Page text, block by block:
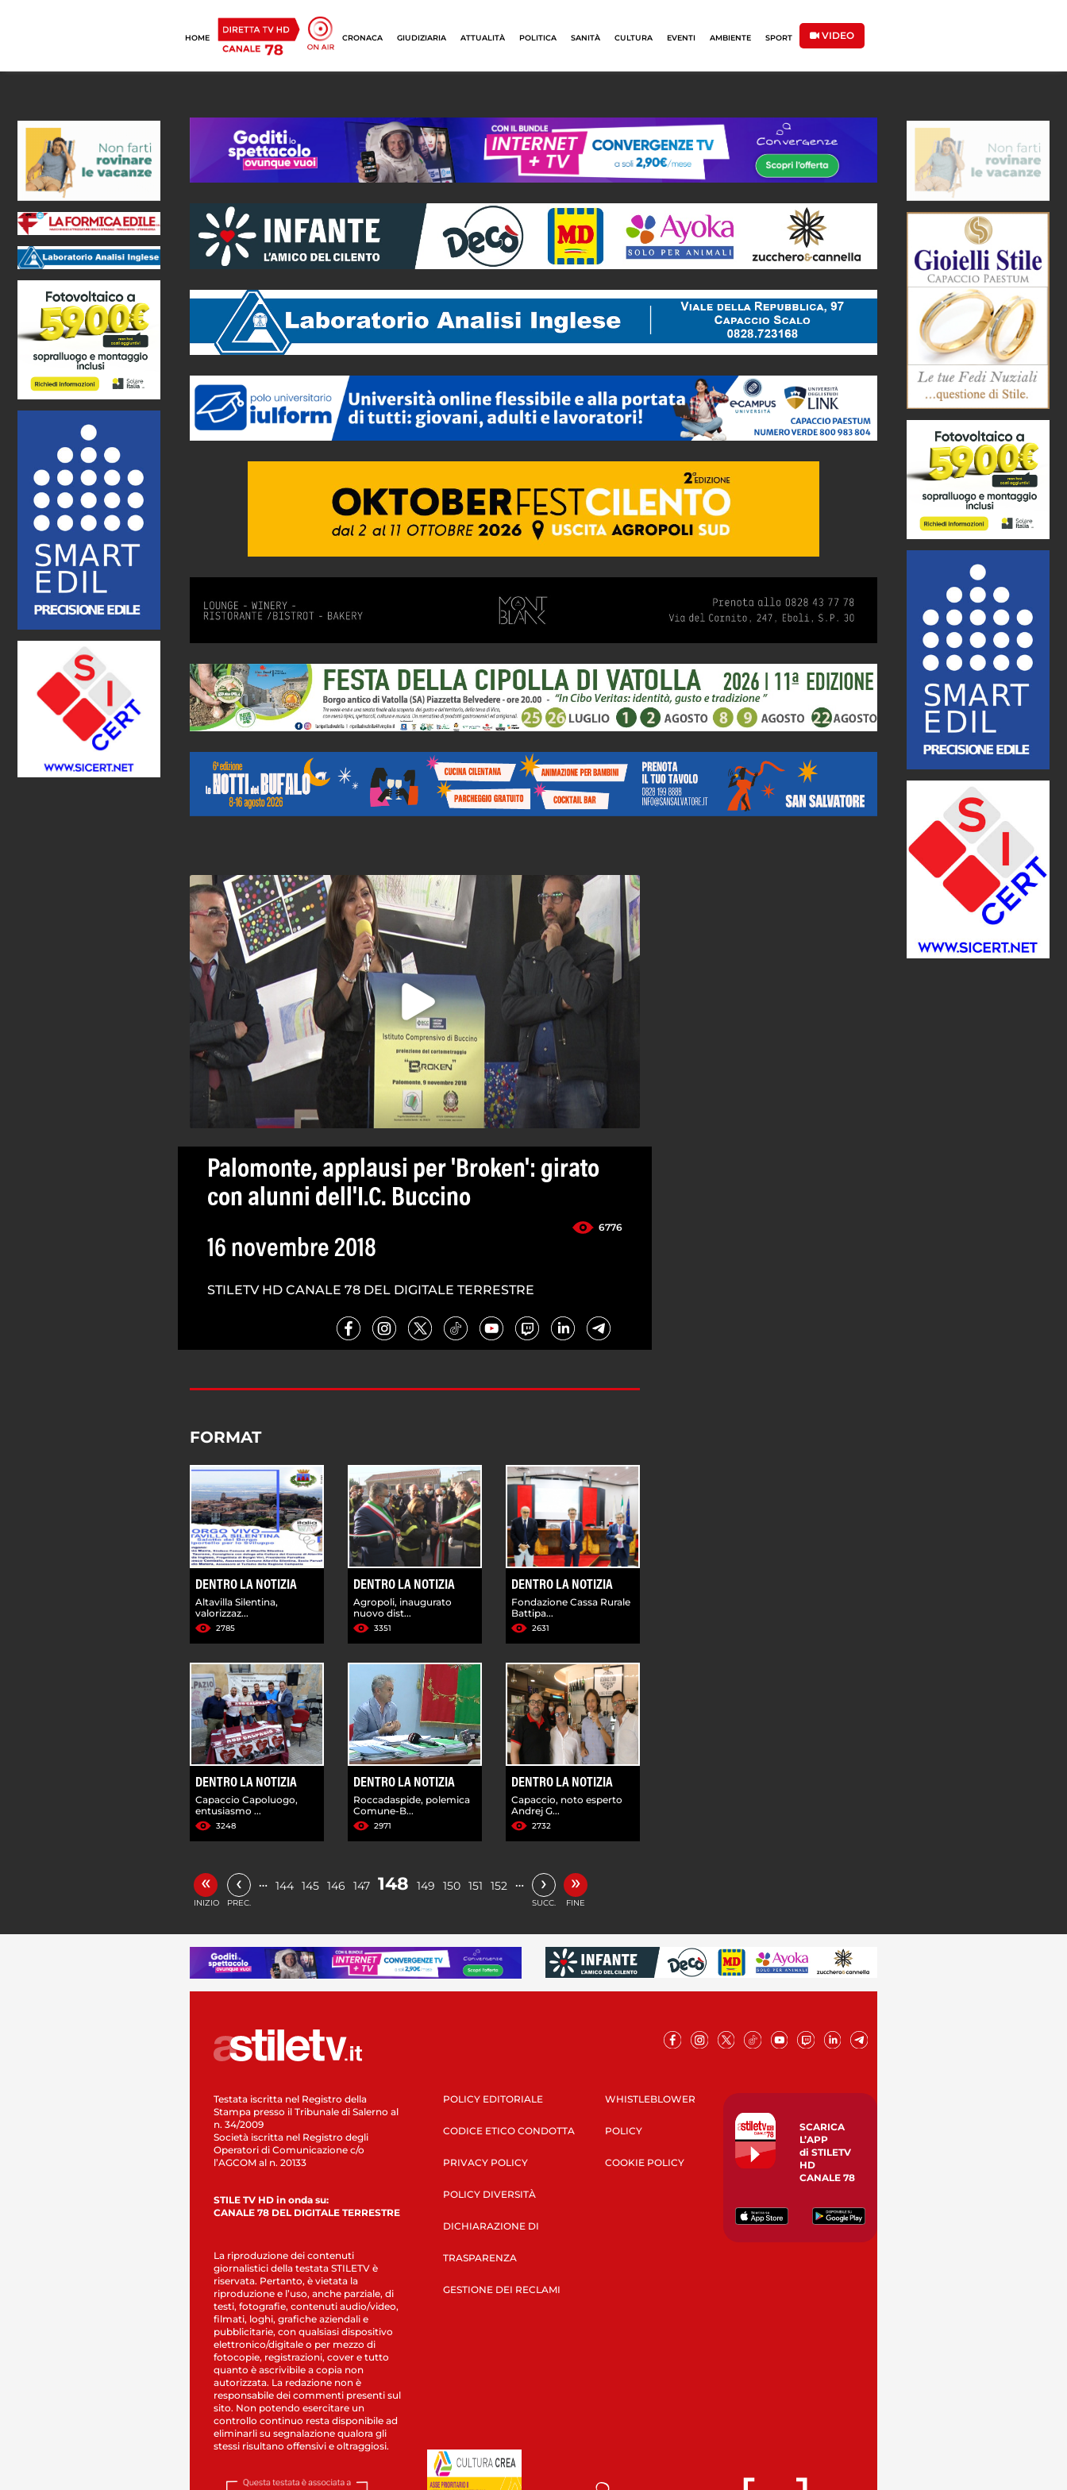
HOME CRONACA GIUDIZIARIA ATTUALITÀ POLITICA SANITÀ CULTURA EVENTI AMBIENTE SPORT VIDEO
Palomonte, applausi per 'Broken': girato
con alunni dell'I.C. Buccino
6776
16 novembre 2018
STILETV HD CANALE 78 DEL DIGITALE TERRESTRE
FORMAT
DENTRO LA NOTIZIA
Altavilla Silentina,
valorizzaz...
2785
DENTRO LA NOTIZIA
Agropoli, inaugurato
nuovo dist...
3351
DENTRO LA NOTIZIA
Fondazione Cassa Rurale
Battipa...
2631
DENTRO LA NOTIZIA
Capaccio Capoluogo,
entusiasmo ...
3248
DENTRO LA NOTIZIA
Roccadaspide, polemica
Comune-B...
2971
DENTRO LA NOTIZIA
Capaccio, noto esperto
Andrej G...
2732
«
INIZIO
‹
PREC.
… 144 145 146 147 148 149 150 151 152 … ›
SUCC.
»
FINE
Testata iscritta nel Registro della
Stampa presso il Tribunale di Salerno al
n. 34/2009
Società iscritta nel Registro degli
Operatori di Comunicazione c/o
l’AGCOM al n. 20133
STILE TV HD in onda su:
CANALE 78 DEL DIGITALE TERRESTRE
La riproduzione dei contenuti
giornalistici della testata STILETV è
riservata. Pertanto, è vietata la
riproduzione e l’uso, anche parziale, di
testi, fotografie, contenuti audio/video,
filmati, loghi, grafiche aziendali e
pubblicitarie, con qualsiasi dispositivo
elettronico/digitale o per mezzo di
fotocopie, registrazioni, cover e tutto
quanto è ascrivibile a copia non
autorizzata. La redazione non è
responsabile dei commenti presenti sul
sito. Non potendo esercitare un
controllo continuo resta disponibile ad
eliminarli su segnalazione qualora gli
stessi risultano offensivi e oltraggiosi.
POLICY EDITORIALE
CODICE ETICO CONDOTTA
PRIVACY POLICY
POLICY DIVERSITÀ
DICHIARAZIONE DI
TRASPARENZA
GESTIONE DEI RECLAMI
WHISTLEBLOWER
POLICY
COOKIE POLICY
SCARICA
L’APP
di STILETV
HD
CANALE 78